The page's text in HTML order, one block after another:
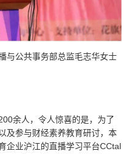
与公共事务部总监毛志华女士
余人，令人惊喜的是，为了
及参与财经素养教育研讨，本
企业沪江的直播学习平台CCtal